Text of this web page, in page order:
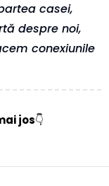
casei,
despre noi,
conexiunile
jos👇